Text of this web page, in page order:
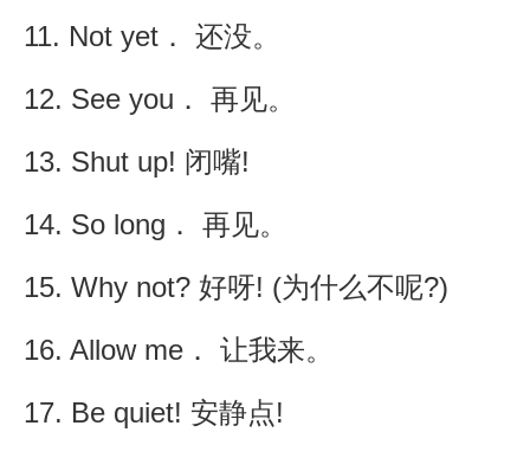
11. Not yet． 还没。
12. See you． 再见。
13. Shut up! 闭嘴!
14. So long． 再见。
15. Why not? 好呀! (为什么不呢?)
16. Allow me． 让我来。
17. Be quiet! 安静点!